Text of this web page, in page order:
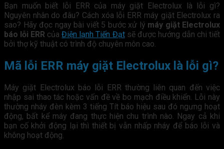
Bạn muốn biết lỗi ERR của máy giặt Electrolux là lỗi gì?
Nguyên nhân do đâu? Cách xóa lỗi ERR máy giặt Electrolux ra
sao? Hãy đọc ngay bài viết 5 bước xử lý máy giặt Electrolux
báo lỗi ERR củaĐiện lạnh Tiến Đạtsẽ được hướng dẫn chi tiết
bởi thợ kỹ thuật có trình độ chuyên môn cao.
Mã lỗi ERR máy giặt Electrolux là lỗi gì?
Máy giặt Electrolux báo lỗi ERR thường liên quan đến việc
nhập sai thao tác hoặc vấn đề về bo mạch điều khiển. Lỗi này
thường nháy đèn kèm 3 tiếng Tít báo hiệu sau đó ngưng hoạt
động, bất kể máy đang thực hiện chu trình nào. Ngay cả khi
bạn cố khởi động lại thì thiết bị vẫn nhấp nháy để báo lỗi và
không hoạt động.